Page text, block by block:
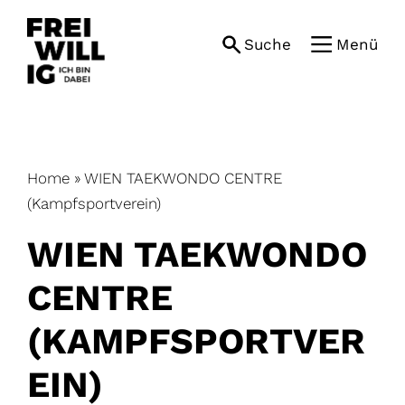
content
Suche Menü
Home » WIEN TAEKWONDO CENTRE
(Kampfsportverein)
WIEN TAEKWONDO
CENTRE
(KAMPFSPORTVER
EIN)